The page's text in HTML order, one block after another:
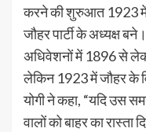
करने की शुरुआत 1923 में
जौहर पार्टी के अध्यक्ष
अधिवेशनों में 1896 से
लेकिन 1923 में जौहर के
योगी ने कहा, “यदि उस
वालों को बाहर का रास्ता